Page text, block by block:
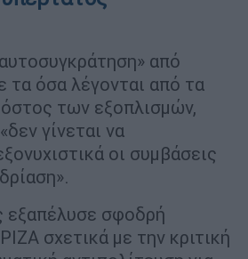
από
τα όσα λέγονται από τα
των εξοπλισμών,
γίνεται να
οι συμβάσεις
σφοδρή
σχετικά με την κριτική